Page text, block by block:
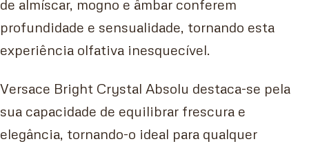
de almíscar, mogno e âmbar conferem
profundidade e sensualidade, tornando esta
experiência olfativa inesquecível.
Versace Bright Crystal Absolu destaca-se pela
sua capacidade de equilibrar frescura e
elegância, tornando-o ideal para qualquer